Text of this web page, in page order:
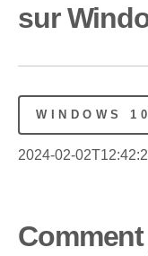
sur
WINDOWS 10
2024-02-